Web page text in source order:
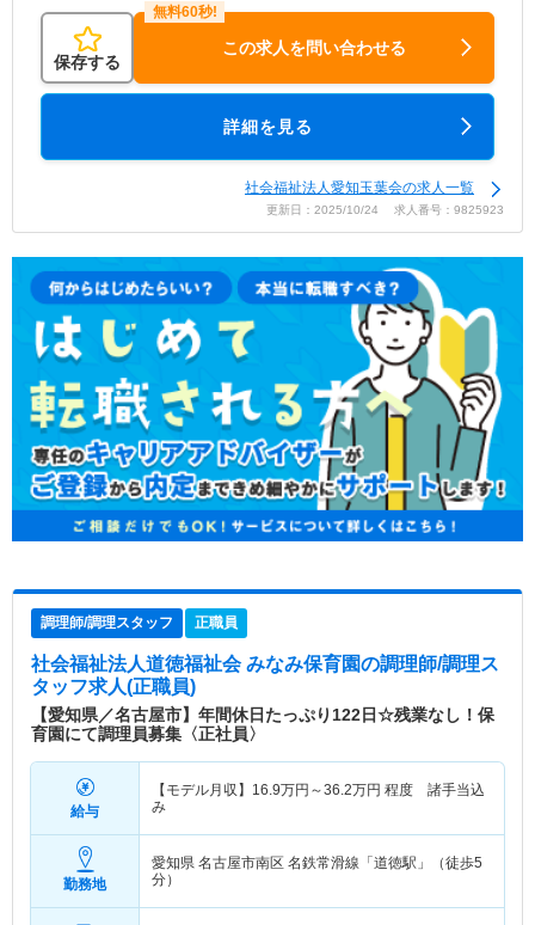
保存する
この求人を問い合わせる
詳細を見る
社会福祉法人愛知玉葉会の求人一覧
更新日：2025/10/24 求人番号：9825923
調理師/調理スタッフ 正職員
社会福祉法人道徳福祉会 みなみ保育園の調理師/調理ス
タッフ求人(正職員)
【愛知県／名古屋市】年間休日たっぷり122日☆残業なし！保
育園にて調理員募集〈正社員〉
給与
【モデル月収】 16.9万円～36.2万円 程度 諸手当込
み
勤務地
愛知県 名古屋市南区 名鉄常滑線「道徳駅」（徒歩5
分）